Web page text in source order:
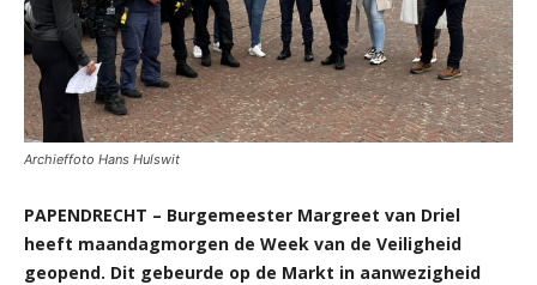
Archieffoto Hans Hulswit
PAPENDRECHT – Burgemeester Margreet van Driel
heeft maandagmorgen de Week van de Veiligheid
geopend. Dit gebeurde op de Markt in aanwezigheid